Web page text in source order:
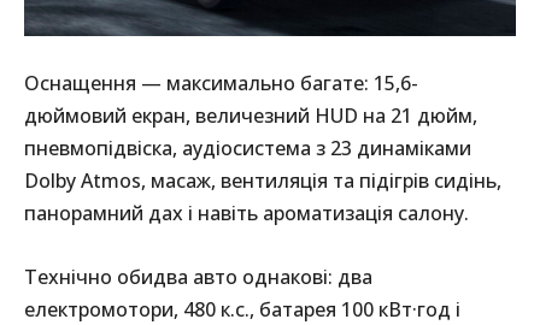
Оснащення — максимально багате: 15,6-
дюймовий екран, величезний HUD на 21 дюйм,
пневмопідвіска, аудіосистема з 23 динаміками
Dolby Atmos, масаж, вентиляція та підігрів сидінь,
панорамний дах і навіть ароматизація салону.
Технічно обидва авто однакові: два
електромотори, 480 к.с., батарея 100 кВт·год і